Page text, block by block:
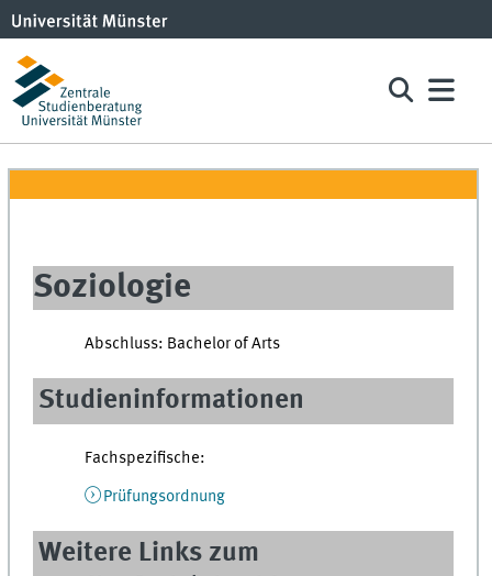
Soziologie
Abschluss: Bachelor of Arts
Studieninformationen
Fachspezifische:
Prüfungsordnung
Weitere Links zum